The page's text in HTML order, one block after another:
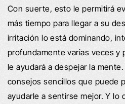
Con suerte, esto le permitirá
más tiempo para llegar a su
irritación lo está dominando,
profundamente varias veces y
le ayudará a despejar la
consejos sencillos que puede
ayudarle a sentirse mejor. Y lo